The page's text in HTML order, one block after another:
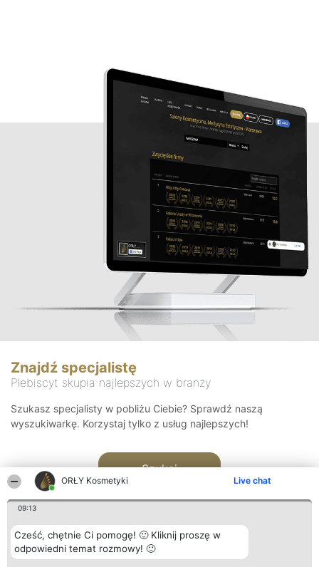
ORŁY Kosmetyki Live chat
09:13
Cześć, chętnie Ci pomogę! 🙂 Kliknij proszę w
odpowiedni temat rozmowy! 🙂
Znajdź specjalistę
Plebiscyt skupia najlepszych w branży
Szukasz specjalisty w pobliżu Ciebie? Sprawdź naszą
wyszukiwarkę. Korzystaj tylko z usług najlepszych!
Szukaj